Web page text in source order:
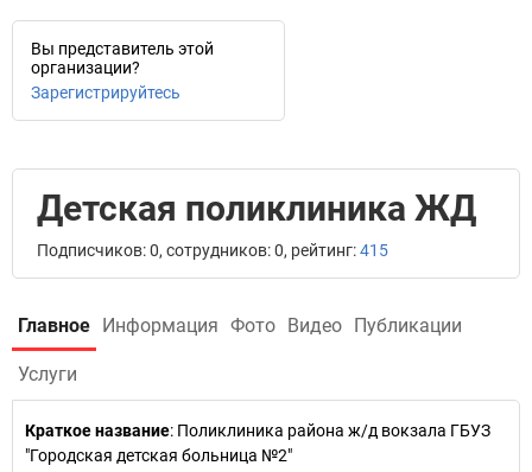
Вы представитель этой
организации?
Зарегистрируйтесь
Детская поликлиника ЖД
Подписчиков: 0, сотрудников: 0, рейтинг:415
Главное Информация Фото Видео Публикации
Услуги
Краткое название: Поликлиника района ж/д вокзала ГБУЗ
"Городская детская больница №2"